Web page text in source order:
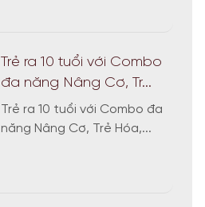
Trẻ ra 10 tuổi với Combo
đa năng Nâng Cơ, Tr...
Trẻ ra 10 tuổi với Combo đa
năng Nâng Cơ, Trẻ Hóa,...